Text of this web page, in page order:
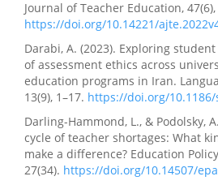
Journal of Teacher Education, 47(6),
https://doi.org/10.14221/
Darabi, A. (2023). Exploring
of assessment ethics across
education programs in Iran.
13(9), 1–17. https://doi.org/10.1186/
Darling-Hammond, L., & Podolsky,
cycle of teacher shortages: What
make a difference? Education
27(34). https://doi.org/10.14507/